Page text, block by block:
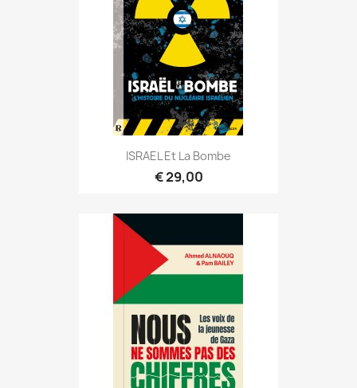
ISRAEL Et La Bombe
€ 29,00